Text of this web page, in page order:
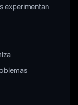
experimentan